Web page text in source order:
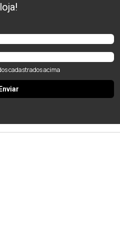
loja!
cadastrados acima
Enviar